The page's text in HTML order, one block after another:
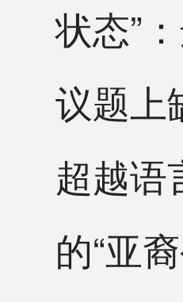
状态”
议题上
超越语
的“亚